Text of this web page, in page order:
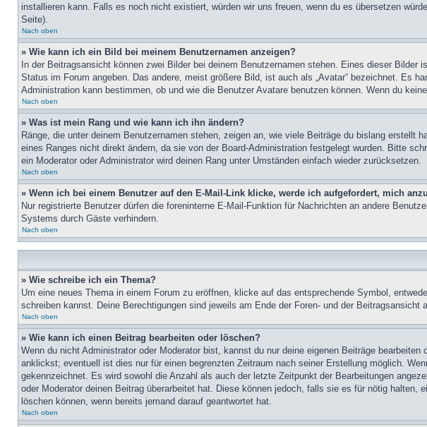
installieren kann. Falls es noch nicht existiert, würden wir uns freuen, wenn du es übersetzen
Seite).
Nach oben
» Wie kann ich ein Bild bei meinem Benutzernamen anzeigen?
In der Beitragsansicht können zwei Bilder bei deinem Benutzernamen stehen. Eines dieser
Status im Forum angeben. Das andere, meist größere Bild, ist auch als „Avatar“ bezeichnet. Es
Administration kann bestimmen, ob und wie die Benutzer Avatare benutzen können. Wenn du
Nach oben
» Was ist mein Rang und wie kann ich ihn ändern?
Ränge, die unter deinem Benutzernamen stehen, zeigen an, wie viele Beiträge du bislang
eines Ranges nicht direkt ändern, da sie von der Board-Administration festgelegt wurden. Bitte
ein Moderator oder Administrator wird deinen Rang unter Umständen einfach wieder zurücksetzen.
Nach oben
» Wenn ich bei einem Benutzer auf den E-Mail-Link klicke, werde ich aufgefordert, mich
Nur registrierte Benutzer dürfen die foreninterne E-Mail-Funktion für Nachrichten an andere
Systems durch Gäste verhindern.
Nach oben
» Wie schreibe ich ein Thema?
Um eine neues Thema in einem Forum zu eröffnen, klicke auf das entsprechende Symbol,
schreiben kannst. Deine Berechtigungen sind jeweils am Ende der Foren- und der
Nach oben
» Wie kann ich einen Beitrag bearbeiten oder löschen?
Wenn du nicht Administrator oder Moderator bist, kannst du nur deine eigenen Beiträge
anklickst; eventuell ist dies nur für einen begrenzten Zeitraum nach seiner Erstellung möglich.
gekennzeichnet. Es wird sowohl die Anzahl als auch der letzte Zeitpunkt der Bearbeitungen
oder Moderator deinen Beitrag überarbeitet hat. Diese können jedoch, falls sie es für nötig
löschen können, wenn bereits jemand darauf geantwortet hat.
Nach oben